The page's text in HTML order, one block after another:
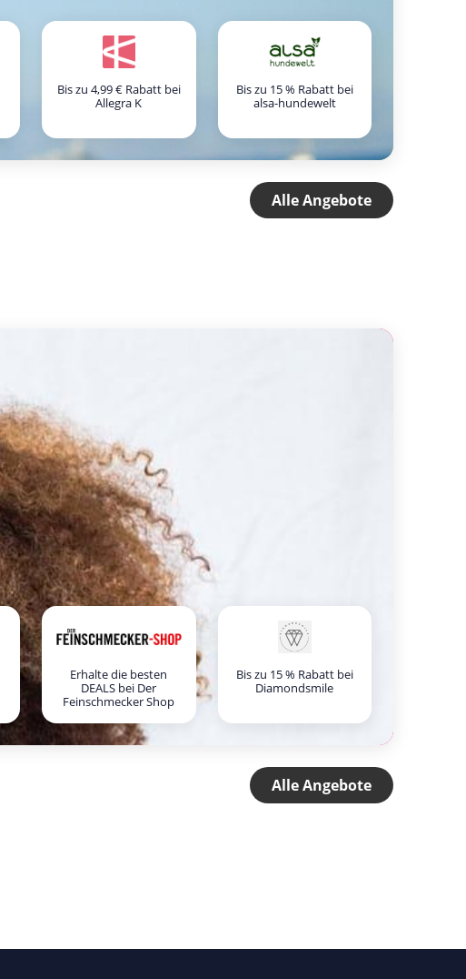
Bis zu 4,99 € Rabatt bei
Allegra K
Bis zu 15 % Rabatt bei
alsa-hundewelt
Alle Angebote
Erhalte die besten
DEALS bei Der
Feinschmecker Shop
Bis zu 15 % Rabatt bei
Diamondsmile
Alle Angebote